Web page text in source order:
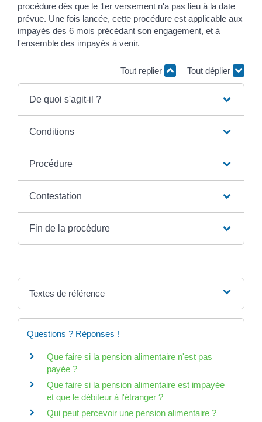
procédure dès que le 1er versement n'a pas lieu à la date
prévue. Une fois lancée, cette procédure est applicable aux
impayés des 6 mois précédant son engagement, et à
l'ensemble des impayés à venir.
Tout replier Tout déplier
De quoi s'agit-il ?
Conditions
Procédure
Contestation
Fin de la procédure
Textes de référence
Questions ? Réponses !
Que faire si la pension alimentaire n'est pas
payée ?
Que faire si la pension alimentaire est impayée
et que le débiteur à l'étranger ?
Qui peut percevoir une pension alimentaire ?